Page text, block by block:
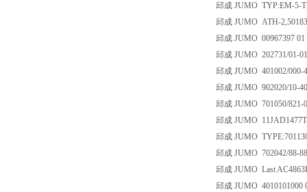
邱成 JUMO TYP:EM-5-
邱成 JUMO ATH-
邱成 JUMO 00967397 01
邱成 JUMO 202731/01-
邱成 JUMO 401002/000-
邱成 JUMO 902020/10-
邱成 JUMO 701050/821-
邱成 JUMO
邱成 JUMO
邱成 JUMO 702042/88-
邱成 JUMO Last
邱成 JUMO 4010101000